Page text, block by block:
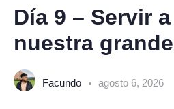
Día 9 – Servir
nuestra
Facundo agosto 6, 2026